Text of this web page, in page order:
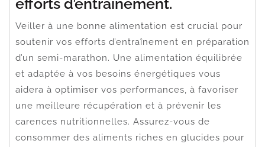
Veiller à une bonne alimentation est crucial pour
soutenir vos efforts d’entraînement en préparation
d’un semi-marathon. Une alimentation équilibrée
et adaptée à vos besoins énergétiques vous
aidera à optimiser vos performances, à favoriser
une meilleure récupération et à prévenir les
carences nutritionnelles. Assurez-vous de
consommer des aliments riches en glucides pour